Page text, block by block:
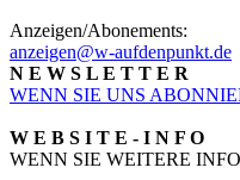
Anzeigen/Abonements:
anzeigen@w-aufdenpunkt.de
N E W S L E T T E R
WENN SIE UNS
W E B S I T E - I N F O
WENN SIE WEITERE